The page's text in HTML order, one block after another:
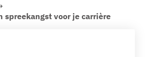
spreekangst voor je carrière